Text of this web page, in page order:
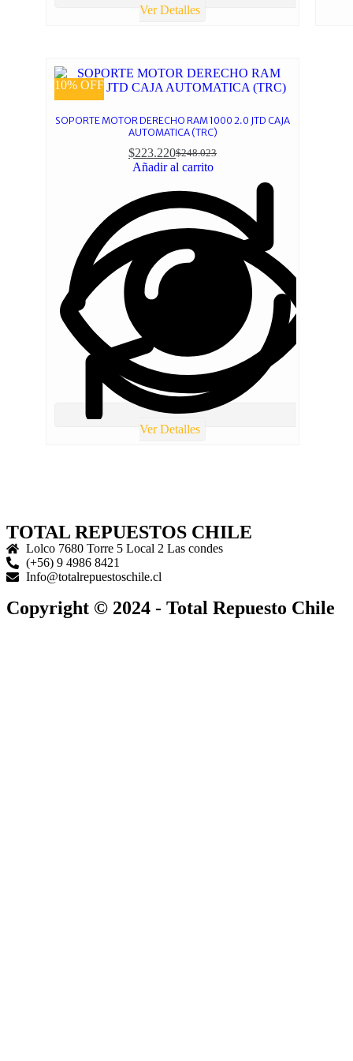
Ver Detalles
10% OFF
SOPORTE MOTOR DERECHO RAM 1000 2.0 JTD CAJA
AUTOMATICA (TRC)
$248.023
$223.220
Añadir al carrito
Ver Detalles
TOTAL REPUESTOS CHILE
Lolco 7680 Torre 5 Local 2 Las condes
(+56) 9 4986 8421
Info@totalrepuestoschile.cl
Copyright © 2024 - Total Repuesto Chile